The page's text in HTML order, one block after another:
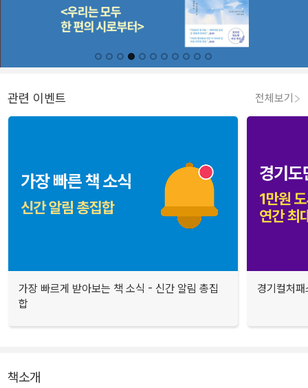
관련 이벤트 전체보기
가장 빠르게 받아보는 책 소식 - 신간 알림 총집
합
경기컬처
책소개